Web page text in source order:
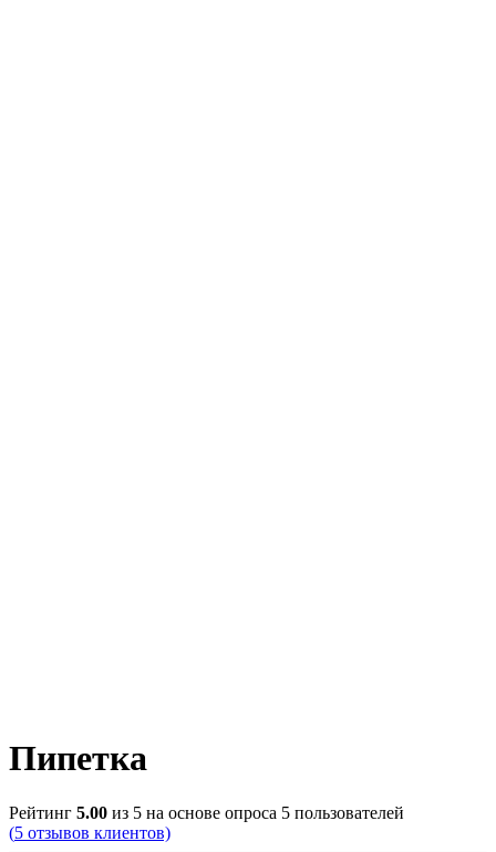
Пипетка
Рейтинг 5.00 из 5 на основе опроса 5 пользователей
(5 отзывов клиентов)